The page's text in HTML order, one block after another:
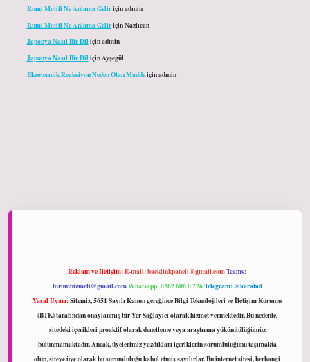
Rumi Motifi Ne Anlama Geliriçinadmin
Rumi Motifi Ne Anlama GeliriçinNazlıcan
Japonya Nasıl Bir Diliçinadmin
Japonya Nasıl Bir DiliçinAyşegül
Ekzotermik Reaksiyon Neden Olan Maddeiçinadmin
Reklam ve İletişim:E-mail:backlinkpaneli@gmail.comTeams:
forumhizmeti@gmail.comWhatsapp: 0262 606 0 726Telegram: @karabul
Yasal Uyarı:Sitemiz, 5651 Sayılı Kanun gereğince Bilgi Teknolojileri ve İletişim Kurumu
(BTK) tarafından onaylanmış bir Yer Sağlayıcı olarak hizmet vermektedir. Bu nedenle,
sitedeki içerikleri proaktif olarak denetleme veya araştırma yükümlülüğümüz
bulunmamaktadır. Ancak, üyelerimiz yazdıkları içeriklerin sorumluluğunu taşımakta
olup, siteye üye olarak bu sorumluluğu kabul etmiş sayılırlar. Bu internet sitesi, herhangi